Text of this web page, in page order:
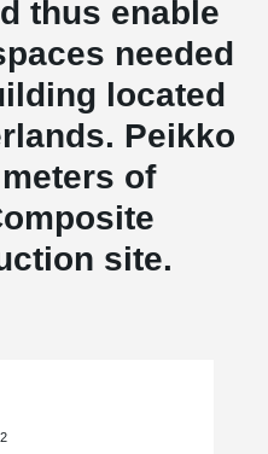
thus enable
needed
located
Peikko
of
site.
2